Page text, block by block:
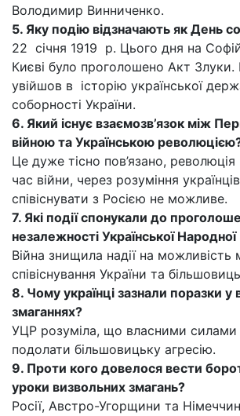
Володимир Винниченко.
5. Яку подію відзначають як День
22 січня 1919 р. Цього дня на
Києві було проголошено Акт
увійшов в історію української
соборності України.
6. Який існує взаємозв’язок між
війною та Українською
Це дуже тісно пов’язано, революція
час війни, через розуміння
співіснувати з Росією не можливе.
7. Які події спонукали до
незалежності Української
Війна знищила надії на можливість
співіснування України та
8. Чому українці зазнали поразки у
змаганнях?
УЦР розуміла, що власними
подолати більшовицьку агресію.
9. Проти кого довелося вести
уроки визвольних змагань?
Росії, Австро-Угорщини та